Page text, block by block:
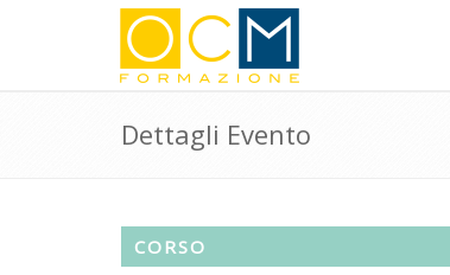
Dettagli Evento
CORSO